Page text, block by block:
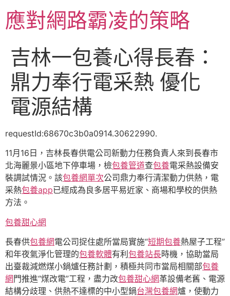
主應對網路霸凌的策略
吉林一包養心得長春：
鼎力奉行電采熱 優化
電源結構
requestId:68670c3b0a0914.30622990.
11月16日，吉林長春供電公司新動力任務負責人來到長春市
北海麗景小區地下停車場，檢包養管道查包養電采熱設備安
裝調試情況。該包養網單次公司鼎力奉行清潔動力供熱，電
采熱包養app已經成為良多居平易近家、商場和學校的供熱
方法。
包養甜心網
長春供包養網電公司捉住處所當局實施“短期包養熱屋子工程”
和年夜氣淨化管理的包養軟體有利 包養站長時機，協助當局
出臺裁減燃煤小鍋爐任務計劃，積極共同市當局相關部包養
網 門推進“煤改電”工程，盡力改包養甜心網革設備老舊、電源
結構分歧理、供熱不達標的中小型鍋台灣包養網爐，使動力